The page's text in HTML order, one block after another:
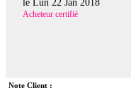
le Lun 22 Jan 2018
Acheteur certifié
Note Client :